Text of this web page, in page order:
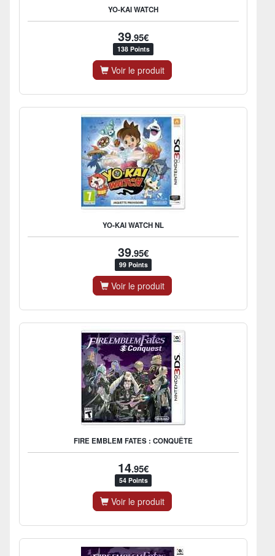
YO-KAI WATCH
39.95€
138 Points
Voir le produit
YO-KAI WATCH NL
39.95€
99 Points
Voir le produit
FIRE EMBLEM FATES : CONQUÊTE
14.95€
54 Points
Voir le produit